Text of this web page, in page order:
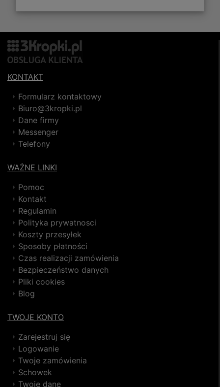
KONTAKT
Formularz kontaktowy
Biuro@3kropki.pl
Dane firmy
Messenger
Telefony
WAŻNE LINKI
Pomoc
Kontakt
Regulamin
Polityka prywatnosci
Koszty przesyłek
Sposoby płatności
Czas realizacji zamówienia
Bezpieczeństwo danych
Pliki cookies
Blog
TWOJE KONTO
Zarejestruj się
Logowanie
Twoje zamówienia
Schowek
Twoje dane